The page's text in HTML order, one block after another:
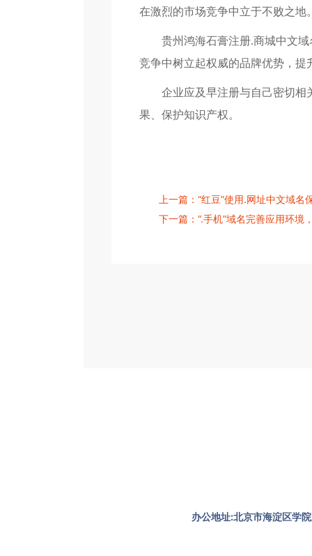
在激烈的市场竞争中立于不败之地
贵州鸿海石膏注册.商城中文
竞争中树立起权威的品牌优势，
企业应及早注册与自己密切相
果、保护知识产权。
上一篇：“红豆”使用.网址中文域
下一篇：“.手机”域名完善应用环境
办公地址:北京市海淀区